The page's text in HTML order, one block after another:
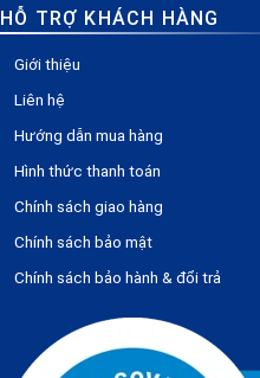
HỖ TRỢ KHÁCH HÀNG
Giới thiệu
Liên hệ
Hướng dẫn mua hàng
Hình thức thanh toán
Chính sách giao hàng
Chính sách bảo mật
Chính sách bảo hành & đổi trả